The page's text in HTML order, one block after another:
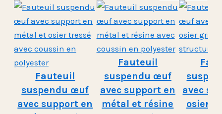
Fauteuil
suspendu œuf
avec support en
Fauteuil
suspendu œuf
avec support en
métal et résine
avec
osier